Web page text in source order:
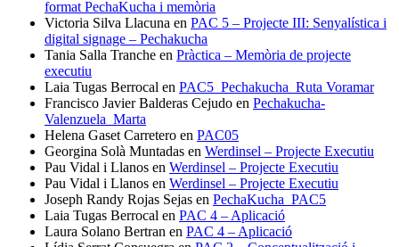
format PechaKucha i memòria
Victoria Silva Llacuna en PAC 5 – Projecte III: Senyalística i
digital signage – Pechakucha
Tania Salla Tranche en Pràctica – Memòria de projecte
executiu
Laia Tugas Berrocal en PAC5_Pechakucha_Ruta Voramar
Francisco Javier Balderas Cejudo en Pechakucha-
Valenzuela_Marta
Helena Gaset Carretero en PAC05
Georgina Solà Muntadas en Werdinsel – Projecte Executiu
Pau Vidal i Llanos en Werdinsel – Projecte Executiu
Pau Vidal i Llanos en Werdinsel – Projecte Executiu
Joseph Randy Rojas Sejas en PechaKucha_PAC5
Laia Tugas Berrocal en PAC 4 – Aplicació
Laura Solano Bertran en PAC 4 – Aplicació